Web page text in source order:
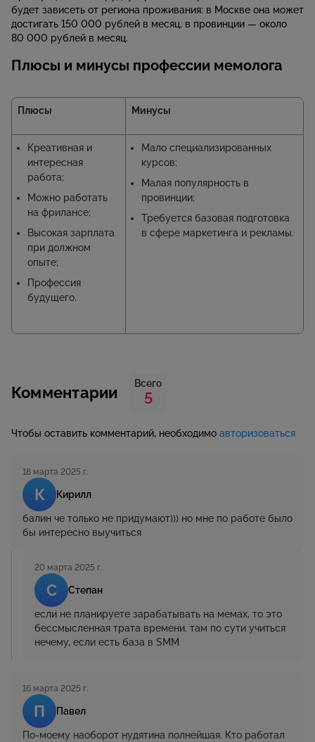
будет зависеть от региона проживания: в Москве она может
достигать 150 000 рублей в месяц, в провинции — около
80 000 рублей в месяц.
Плюсы и минусы профессии мемолога
Плюсы Минусы
Креативная и
интересная
работа;
Можно работать
на фрилансе;
Высокая зарплата
при должном
опыте;
Профессия
будущего.
Мало специализированных
курсов;
Малая популярность в
провинции;
Требуется базовая подготовка
в сфере маркетинга и рекламы.
Комментарии Всего
5
Чтобы оставить комментарий, необходимо авторизоваться
К Кирилл
18 марта 2025 г.
балин че только не придумают))) но мне по работе было
бы интересно выучиться
С Степан
20 марта 2025 г.
если не планируете зарабатывать на мемах, то это
бессмысленная трата времени. там по сути учиться
нечему, если есть база в SMM
П Павел
16 марта 2025 г.
По-моему наоборот нудятина полнейшая. Кто работал